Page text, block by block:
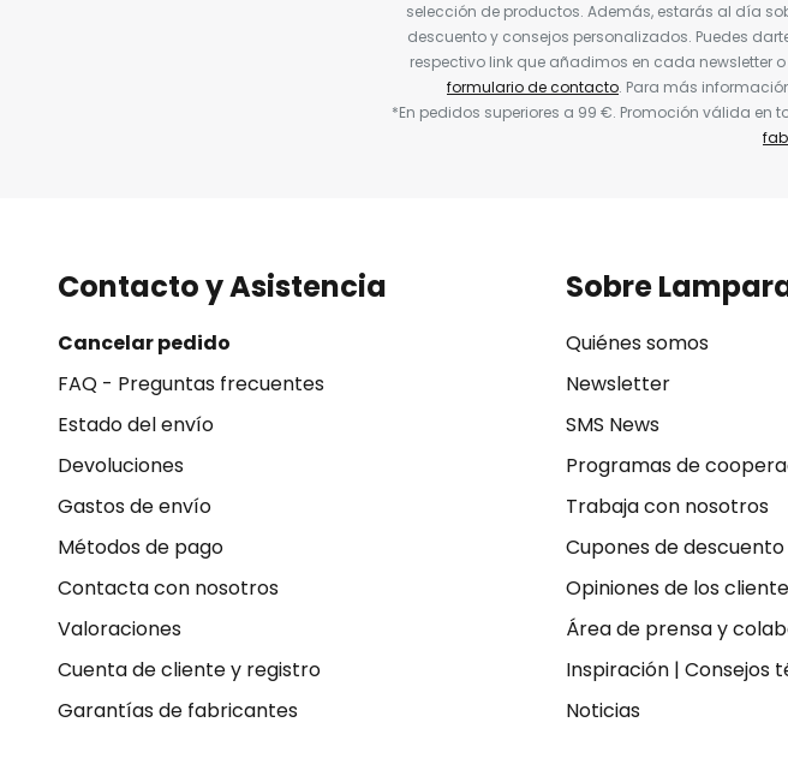
selección de productos. Además, estarás al día
descuento y consejos personalizados. Puedes
respectivo link que añadimos en cada newsletter
formulario de contacto. Para más
*En pedidos superiores a 99 €. Promoción válida
Contacto y Asistencia
Cancelar pedido
FAQ - Preguntas frecuentes
Estado del envío
Devoluciones
Gastos de envío
Métodos de pago
Contacta con nosotros
Valoraciones
Cuenta de cliente y registro
Garantías de fabricantes
Sobre
Quiénes somos
Newsletter
SMS News
Programas de
Trabaja con nosotros
Cupones de
Opiniones de los
Área de prensa y
Inspiración| Consejos
Noticias